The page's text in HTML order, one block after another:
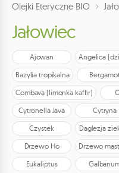
Olejki Eteryczne BIO
Jałowiec
Ajowan Angelica
Bazylia tropikalna
Combava (limonka kaffir)
Cytronella Java
Cytryna
Czystek
Daglezja
Drzewo Ho
Drzewo
Eukaliptus